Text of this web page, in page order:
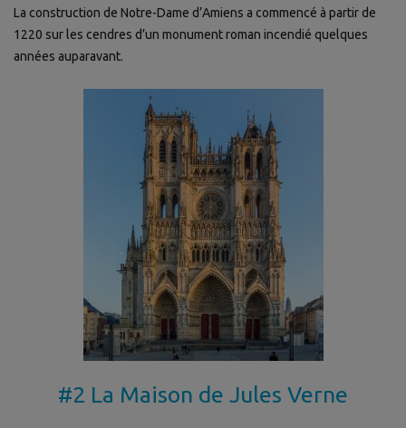
La construction de Notre-Dame d’Amiens a commencé à partir de
1220 sur les cendres d’un monument roman incendié quelques
années auparavant.
#2 La Maison de Jules Verne